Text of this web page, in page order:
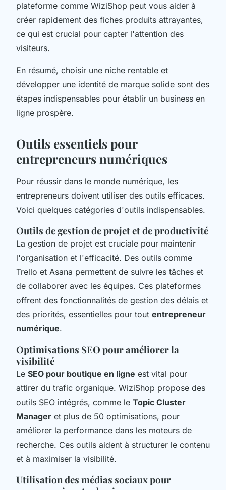
plateforme comme WiziShop peut vous aider à
créer rapidement des fiches produits attrayantes,
ce qui est crucial pour capter l'attention des
visiteurs.
En résumé, choisir une niche rentable et
développer une identité de marque solide sont des
étapes indispensables pour établir un business en
ligne prospère.
Outils essentiels pour
entrepreneurs numériques
Pour réussir dans le monde numérique, les
entrepreneurs doivent utiliser des outils efficaces.
Voici quelques catégories d'outils indispensables.
Outils de gestion de projet et de productivité
La gestion de projet est cruciale pour maintenir
l'organisation et l'efficacité. Des outils comme
Trello et Asana permettent de suivre les tâches et
de collaborer avec les équipes. Ces plateformes
offrent des fonctionnalités de gestion des délais et
des priorités, essentielles pour tout entrepreneur
numérique.
Optimisations SEO pour améliorer la
visibilité
Le SEO pour boutique en ligne est vital pour
attirer du trafic organique. WiziShop propose des
outils SEO intégrés, comme le Topic Cluster
Manager et plus de 50 optimisations, pour
améliorer la performance dans les moteurs de
recherche. Ces outils aident à structurer le contenu
et à maximiser la visibilité.
Utilisation des médias sociaux pour